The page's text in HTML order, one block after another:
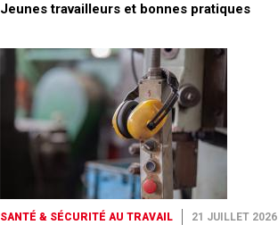
Jeunes travailleurs et bonnes pratiques
SANTÉ & SÉCURITÉ AU TRAVAIL 21 JUILLET 2026